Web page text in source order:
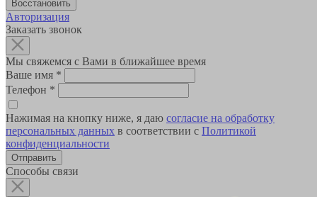
Авторизация
Заказать звонок
Мы свяжемся с Вами в ближайшее время
Ваше имя *
Телефон *
Нажимая на кнопку ниже, я даю согласие на обработку
персональных данных в соответствии с Политикой
конфиденциальности
Способы связи